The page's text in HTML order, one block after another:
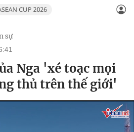
CUP 2026
sự
Nga 'xé toạc mọi
thủ trên thế giới'